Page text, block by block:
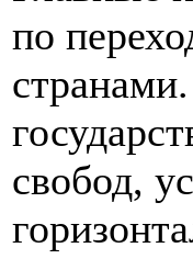
по
свобод,